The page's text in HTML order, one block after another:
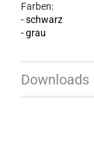
Farben:
- schwarz
- grau
Downloads